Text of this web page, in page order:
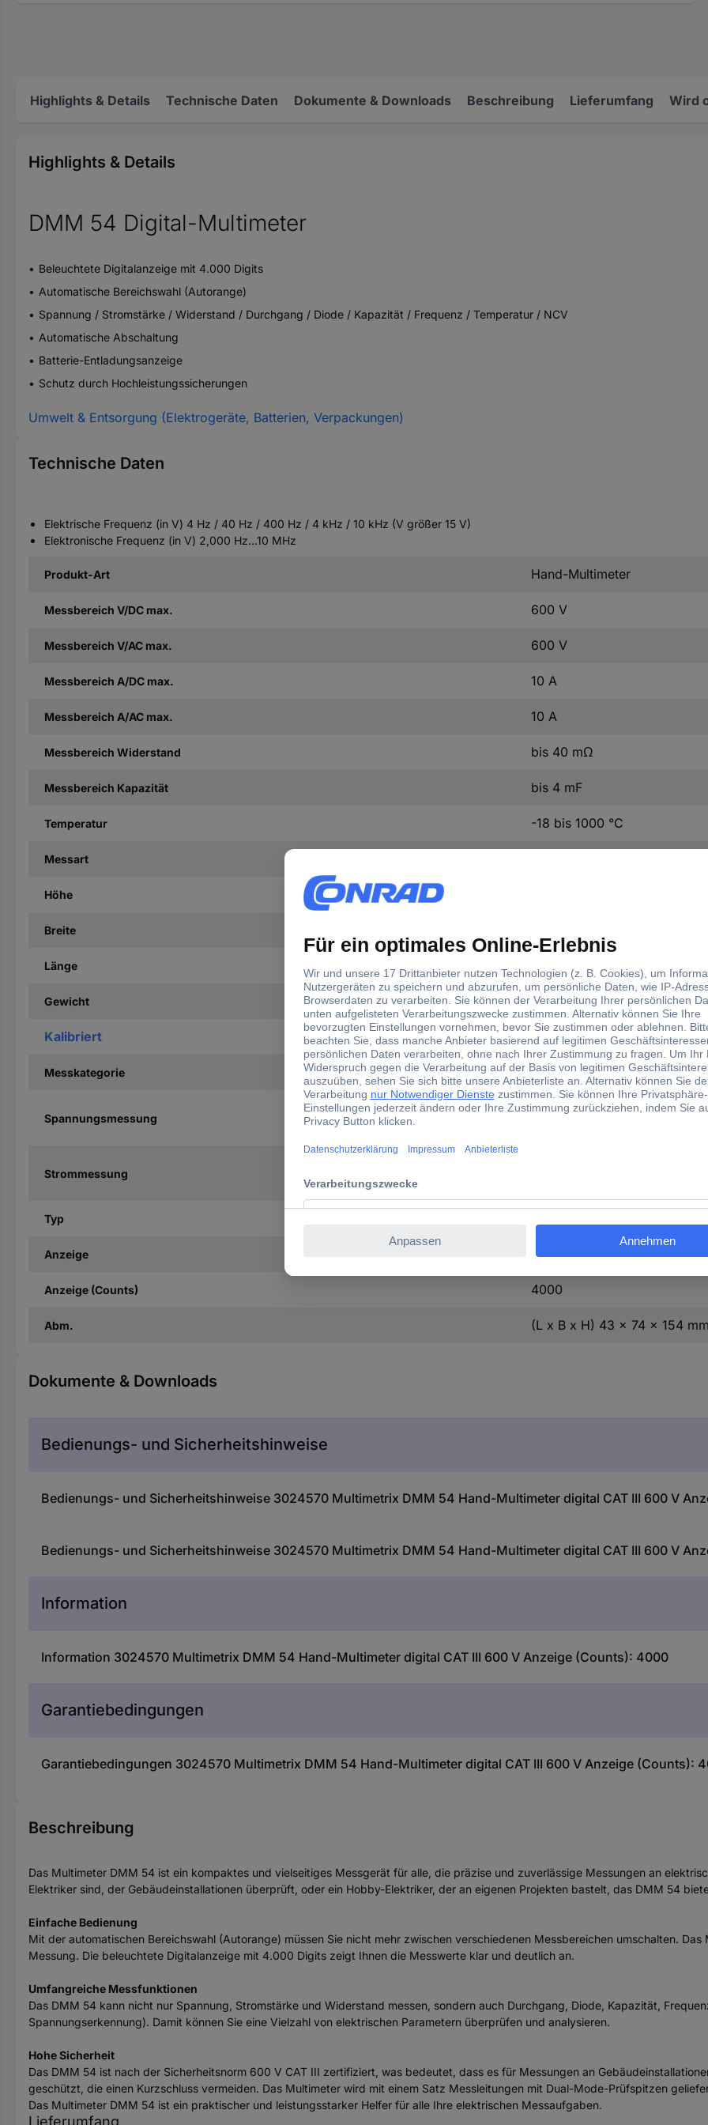
Highlights & Details Technische Daten Dokumente & Downloads Beschreibung Lieferumfang Wird
Highlights & Details
DMM 54 Digital-Multimeter
Beleuchtete Digitalanzeige mit 4.000 Digits
Automatische Bereichswahl (Autorange)
Spannung / Stromstärke / Widerstand / Durchgang / Diode / Kapazität / Frequenz / Temperatur / NCV
Automatische Abschaltung
Batterie-Entladungsanzeige
Schutz durch Hochleistungssicherungen
Umwelt & Entsorgung (Elektrogeräte, Batterien, Verpackungen)
Technische Daten
Elektrische Frequenz (in V) 4 Hz / 40 Hz / 400 Hz / 4 kHz / 10 kHz (V größer 15 V)
Elektronische Frequenz (in V) 2,000 Hz…10 MHz
Produkt-Art Hand-Multimeter
Messbereich V/DC max. 600 V
Messbereich V/AC max. 600 V
Messbereich A/DC max. 10 A
Messbereich A/AC max. 10 A
Messbereich Widerstand bis 40 mΩ
Messbereich Kapazität bis 4 mF
Temperatur -18 bis 1000 °C
Messart
Höhe
Breite
Länge 43 mm
Gewicht 210 g
Kalibriert Werksstandard (ohne
Messkategorie CAT III 600 V
Spannungsmessung
AC
Strommessung
Typ
Anzeige digital
Anzeige (Counts) 4000
Abm. (L x B x H) 43 x 74 x 154
Dokumente & Downloads
Bedienungs- und Sicherheitshinweise
Bedienungs- und Sicherheitshinweise 3024570 Multimetrix DMM 54 Hand-Multimeter digital CAT III 600 V
Bedienungs- und Sicherheitshinweise 3024570 Multimetrix DMM 54 Hand-Multimeter digital CAT III 600 V
Information
Information 3024570 Multimetrix DMM 54 Hand-Multimeter digital CAT III 600 V Anzeige (Counts): 4000
Garantiebedingungen
Garantiebedingungen 3024570 Multimetrix DMM 54 Hand-Multimeter digital CAT III 600 V Anzeige (Counts):
Beschreibung
Das Multimeter DMM 54 ist ein kompaktes und vielseitiges Messgerät für alle, die präzise und zuverlässige Messungen an
Elektriker sind, der Gebäudeinstallationen überprüft, oder ein Hobby-Elektriker, der an eigenen Projekten bastelt, das DMM 54
Einfache Bedienung
Mit der automatischen Bereichswahl (Autorange) müssen Sie nicht mehr zwischen verschiedenen Messbereichen umschalten.
Messung. Die beleuchtete Digitalanzeige mit 4.000 Digits zeigt Ihnen die Messwerte klar und deutlich an.
Umfangreiche Messfunktionen
Das DMM 54 kann nicht nur Spannung, Stromstärke und Widerstand messen, sondern auch Durchgang, Diode, Kapazität,
Spannungserkennung). Damit können Sie eine Vielzahl von elektrischen Parametern überprüfen und analysieren.
Hohe Sicherheit
Das DMM 54 ist nach der Sicherheitsnorm 600 V CAT III zertifiziert, was bedeutet, dass es für Messungen an
geschützt, die einen Kurzschluss vermeiden. Das Multimeter wird mit einem Satz Messleitungen mit Dual-Mode-Prüfspitzen
Das Multimeter DMM 54 ist ein praktischer und leistungsstarker Helfer für alle Ihre elektrischen Messaufgaben.
Lieferumfang